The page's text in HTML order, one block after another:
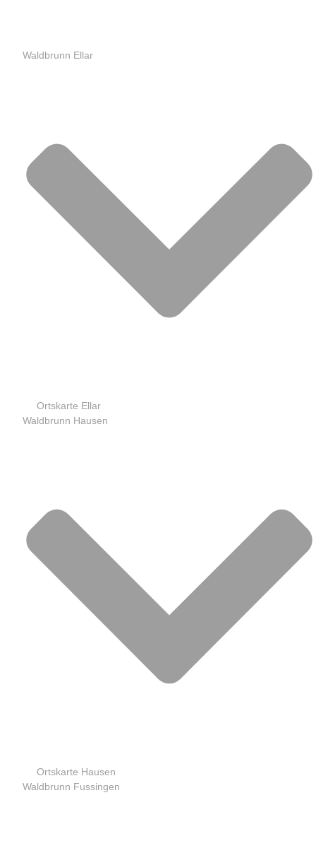
Waldbrunn Ellar
Ortskarte Ellar
Waldbrunn Hausen
Ortskarte Hausen
Waldbrunn Fussingen